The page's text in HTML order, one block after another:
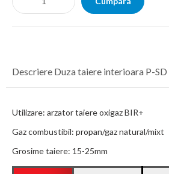
Descriere Duza taiere interioara P-
Utilizare: arzator taiere oxigaz BIR+
Gaz combustibil: propan/gaz natural/mixt
Grosime taiere: 15-25mm